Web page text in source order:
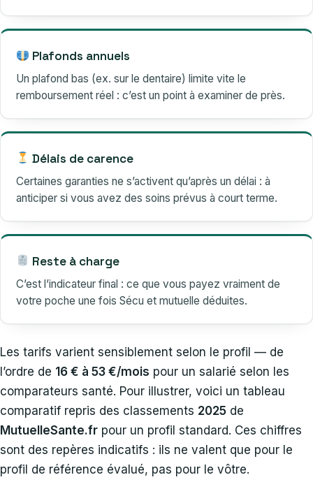
Plafonds annuels
Un plafond bas (ex. sur le dentaire) limite vite le
remboursement réel : c’est un point à examiner de près.
Délais de carence
Certaines garanties ne s’activent qu’après un délai : à
anticiper si vous avez des soins prévus à court terme.
Reste à charge
C’est l’indicateur final : ce que vous payez vraiment de
votre poche une fois Sécu et mutuelle déduites.
Les tarifs varient sensiblement selon le profil — de
l’ordre de 16 € à 53 €/mois pour un salarié selon les
comparateurs santé. Pour illustrer, voici un tableau
comparatif repris des classements 2025 de
MutuelleSante.fr pour un profil standard. Ces chiffres
sont des repères indicatifs : ils ne valent que pour le
profil de référence évalué, pas pour le vôtre.